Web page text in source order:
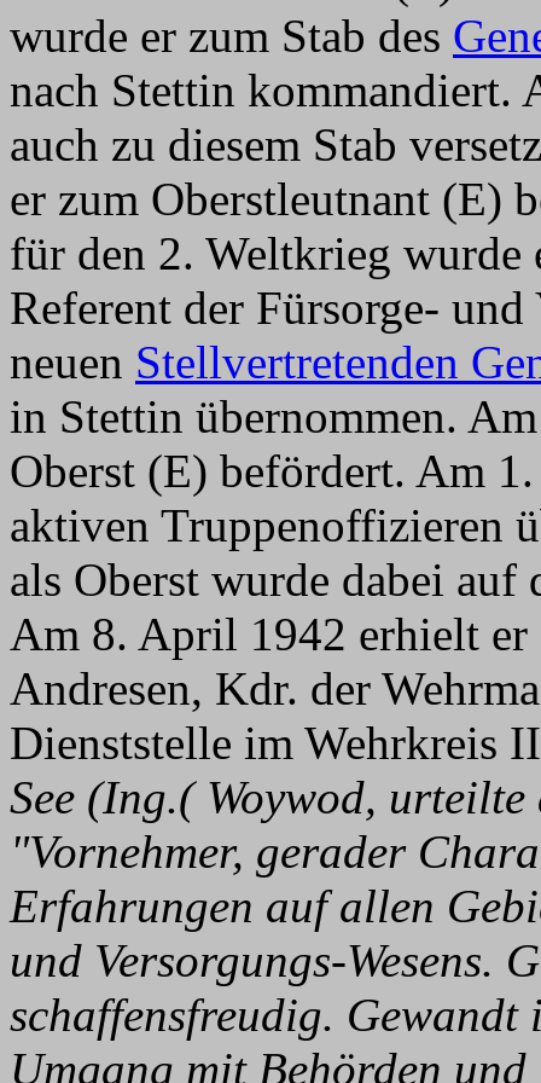
wurde er zum Stab des
nach Stettin kommandiert.
auch zu diesem Stab
er zum Oberstleutnant (E)
für den 2. Weltkrieg wurde
Referent der Fürsorge-
neuen Stellvertretenden
in Stettin übernommen.
Oberst (E) befördert. Am
aktiven Truppenoffizieren
als Oberst wurde dabei
Am 8. April 1942 erhielt
Andresen, Kdr. der
Dienststelle im Wehrkreis
See (Ing.( Woywod,
"Vornehmer, gerader
Erfahrungen auf allen
und Versorgungs-Wesens.
schaffensfreudig.
Umgang mit Behörden